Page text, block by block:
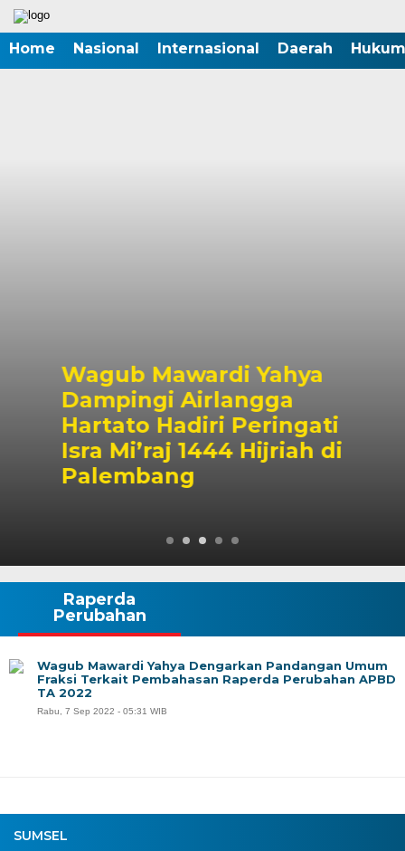
Home Nasional Internasional Daerah
Wagub Mawardi Yahya
Dampingi Airlangga
Hartato Hadiri Peringati
Isra Mi’raj 1444 Hijriah di
Palembang
SUMSEL
Raperda
Perubahan
Wagub Mawardi Yahya Dengarkan Pandangan Umum
Fraksi Terkait Pembahasan Raperda Perubahan APBD
TA 2022
Rabu, 7 Sep 2022 - 05:31 WIB